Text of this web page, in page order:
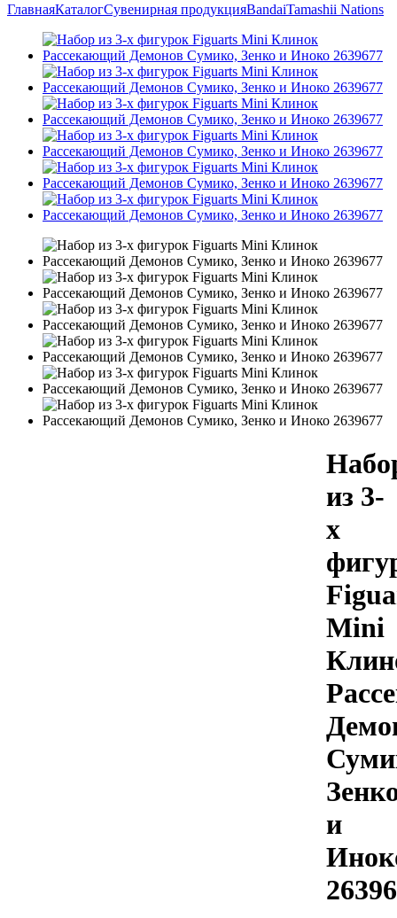
ГлавнаяКаталогСувенирная продукцияBandaiTamashii Nations
из 3-
х
Mini
и